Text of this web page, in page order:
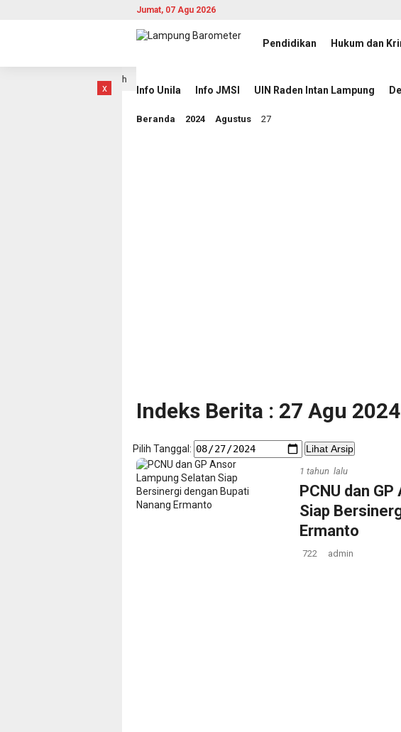
Jumat, 07 Agu 2026
Pendidikan Hukum dan
Info Unila Info JMSI UIN Raden Intan Lampung
x
Beranda 2024 Agustus 27
Indeks Berita : 27 Agu 2024
Pilih Tanggal: Lihat Arsip
1 tahun lalu
PCNU dan
Siap
Ermanto
722 admin